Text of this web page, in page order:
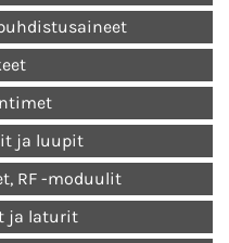
ja luupit
RF -moduulit
ja laturit